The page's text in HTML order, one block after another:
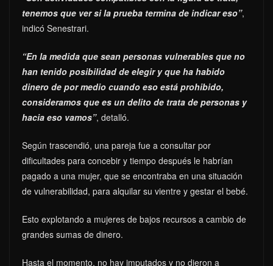
tenemos que ver si la prueba termina de indicar eso”,
indicó Senestrari.
“En la medida que sean personas vulnerables que no
han tenido posibilidad de elegir y que ha habido
dinero de por medio cuando eso está prohibido,
consideramos que es un delito de trata de personas y
hacia eso vamos”, detalló.
Según trascendió, una pareja fue a consultar por
dificultades para concebir y tiempo después le habrían
pagado a una mujer, que se encontraba en una situación
de vulnerabilidad, para alquilar su vientre y gestar el bebé.
Esto explotando a mujeres de bajos recursos a cambio de
grandes sumas de dinero.
Hasta el momento, no hay imputados y no dieron a